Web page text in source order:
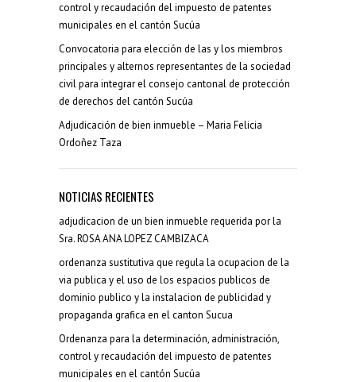
control y recaudación del impuesto de patentes
municipales en el cantón Sucúa
Convocatoria para elección de las y los miembros
principales y alternos representantes de la sociedad
civil para integrar el consejo cantonal de protección
de derechos del cantón Sucúa
Adjudicación de bien inmueble – Maria Felicia
Ordoñez Taza
NOTICIAS RECIENTES
adjudicacion de un bien inmueble requerida por la
Sra. ROSA ANA LOPEZ CAMBIZACA
ordenanza sustitutiva que regula la ocupacion de la
via publica y el uso de los espacios publicos de
dominio publico y la instalacion de publicidad y
propaganda grafica en el canton Sucua
Ordenanza para la determinación, administración,
control y recaudación del impuesto de patentes
municipales en el cantón Sucúa